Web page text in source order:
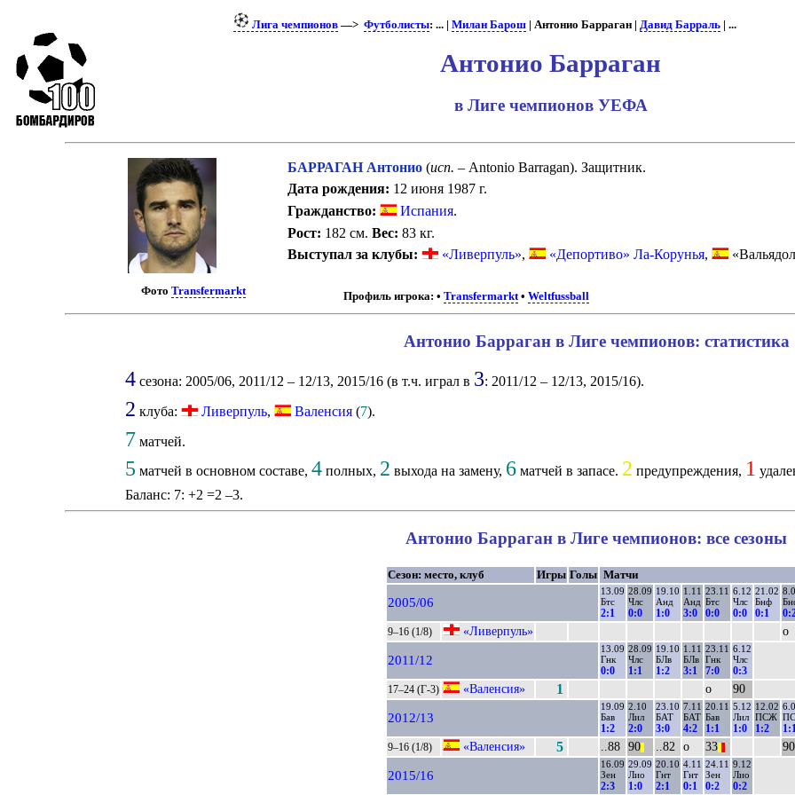
Лига чемпионов —>Футболисты: ... |Милан Барош | Антонио Барраган |Давид Барраль | ...
Антонио Барраган
в Лиге чемпионов УЕФА
Фото Transfermarkt
БАРРАГАН Антонио (исп. – Antonio Barragan). Защитник.
Дата рождения: 12 июня 1987 г.
Гражданство:
Испания.
Рост: 182 см.Вес: 83 кг.
Выступал за клубы:
«Ливерпуль», «Депортиво» Ла-Корунья,
Профиль игрока: •Transfermarkt•Weltfussball
Антонио Барраган в Лиге чемпионов: статистика
4сезона: 2005/06, 2011/12 – 12/13, 2015/16 (в т.ч. играл в 3: 2011/12 – 12/13, 2015/16).
2 клуба: Ливерпуль, Валенсия(7).
7 матчей.
5 матчей в основном составе, 4полных, 2 выхода на замену, 6матчей в запасе. 2 предупреждения, 1
Баланс: 7: +2 =2 –3.
Антонио Барраган в Лиге чемпионов: все сезоны
Сезон: место, клуб Игры Голы Матчи
2005/06
13.09
Бтс
2:1
28.09
Члс
0:0
19.10
Анд
1:0
1.11
Анд
3:0
23.11
Бтс
0:0
6.12
Члс
0:0
21.02
Бнф
0:1
9–16 (1/8) «Ливерпуль» о
2011/12
13.09
Гнк
0:0
28.09
Члс
1:1
19.10
БЛв
1:2
1.11
БЛв
3:1
23.11
Гнк
7:0
6.12
Члс
0:3
17–24 (Г-3) «Валенсия» 1 о 90
2012/13
19.09
Бав
1:2
2.10
Лил
2:0
23.10
БАТ
3:0
7.11
БАТ
4:2
20.11
Бав
1:1
5.12
Лил
1:0
12.02
ПСЖ
1:2 1:1
9–16 (1/8) «Валенсия» 5 ..88 90 ..82 о 33 90
2015/16
16.09
Зен
2:3
29.09
Лио
1:0
20.10
Гнт
2:1
4.11
Гнт
0:1
24.11
Зен
0:2
9.12
Лио
0:2